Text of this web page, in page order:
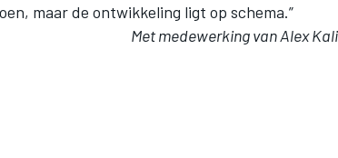
maar de ontwikkeling ligt op schema.”
Met medewerking van Alex